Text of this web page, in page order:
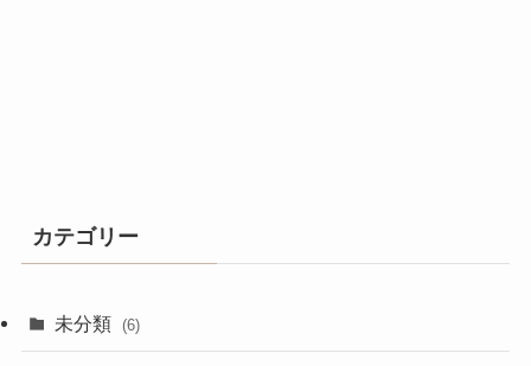
カテゴリー
未分類 (6)